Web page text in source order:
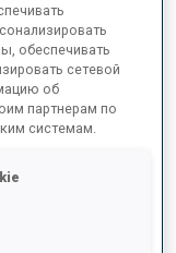
обеспечивать
сетевой
об
партнерам по
системам.